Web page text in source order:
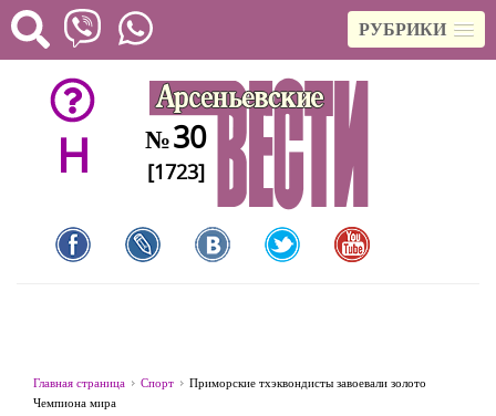
РУБРИКИ
H №30
[1723]
Главная страница Спорт
Приморские тхэквондисты завоевали золото
Чемпиона мира